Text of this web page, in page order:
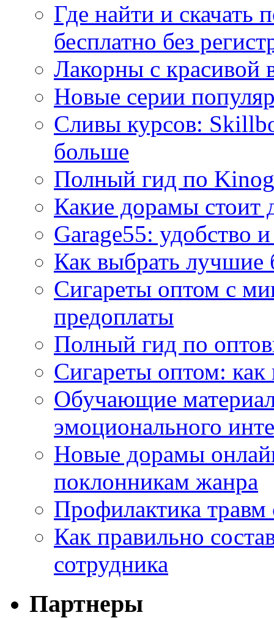
Где найти и
бесплатно без
Лакорны с красивой
Новые серии
Сливы курсов:
больше
Полный гид по
Какие дорамы стоит
Garage55: удобство
Как выбрать
Сигареты оптом с
предоплаты
Полный гид по
Сигареты оптом:
Обучающие
эмоционального
Новые дорамы
поклонникам жанра
Профилактика травм
Как правильно
сотрудника
Партнеры